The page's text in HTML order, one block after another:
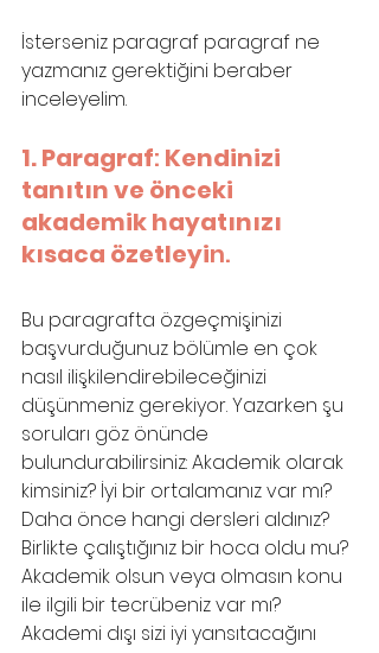
İsterseniz paragraf paragraf ne
yazmanız gerektiğini beraber
inceleyelim.
1. Paragraf: Kendinizi
tanıtın ve önceki
akademik hayatınızı
kısaca özetleyin.
Bu paragrafta özgeçmişinizi
başvurduğunuz bölümle en çok
nasıl ilişkilendirebileceğinizi
düşünmeniz gerekiyor. Yazarken şu
soruları göz önünde
bulundurabilirsiniz: Akademik olarak
kimsiniz? İyi bir ortalamanız var mı?
Daha önce hangi dersleri aldınız?
Birlikte çalıştığınız bir hoca oldu mu?
Akademik olsun veya olmasın konu
ile ilgili bir tecrübeniz var mı?
Akademi dışı sizi iyi yansıtacağını